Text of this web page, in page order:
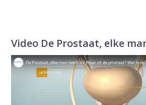
Video De Prostaat, elke